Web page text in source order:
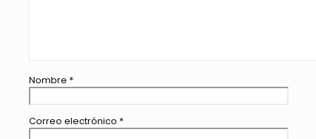
Nombre *
Correo electrónico *